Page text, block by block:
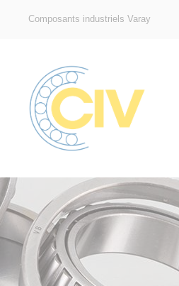
Composants industriels Varay